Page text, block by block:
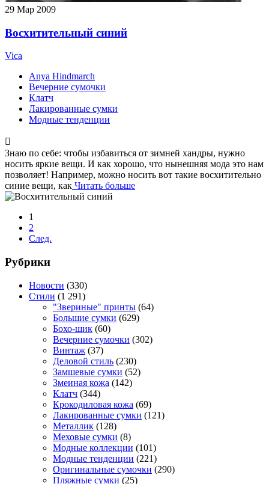
29 Мар 2009
Восхитительный синий
Vica
Anya Hindmarch
Вечерние сумочки
Клатч
Лакированные сумки
Модные тенденции
Знаю по себе: чтобы избавиться от зимней хандры, нужно
носить яркие вещи. И как хорошо, что нынешняя мода это нам
позволяет! Например, можно носить вот такие восхитительно
синие вещи, как Читать больше
1
2
След.
Рубрики
Новости (330)
Стили (1 291)
"Звериные" принты (64)
Большие сумки (629)
Бохо-шик (60)
Вечерние сумочки (302)
Винтаж (37)
Деловой стиль (230)
Замшевые сумки (52)
Змеиная кожа (142)
Клатч (344)
Крокодиловая кожа (69)
Лакированные сумки (121)
Металлик (128)
Меховые сумки (8)
Модные коллекции (101)
Модные тенденции (221)
Оригинальные сумочки (290)
Пляжные сумки (25)